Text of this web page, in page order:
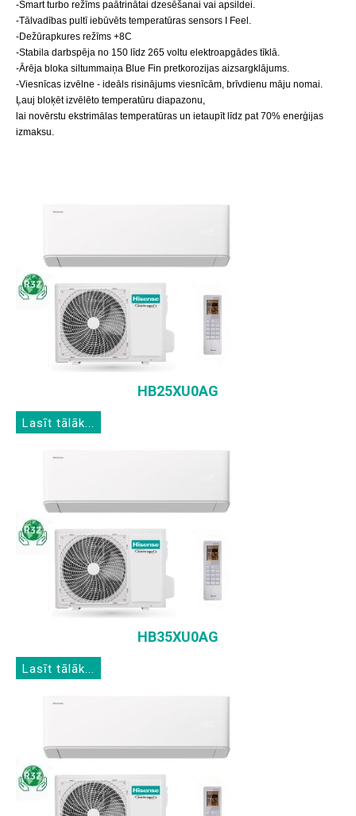
-Smart turbo režīms paātrinātai dzesēšanai vai apsildei.
-Tālvadības pultī iebūvēts temperatūras sensors I Feel.
-Dežūrapkures režīms +8C
-Stabila darbspēja no 150 līdz 265 voltu elektroapgādes tīklā.
-Ārēja bloka siltummaiņa Blue Fin pretkorozijas aizsargklājums.
-Viesnīcas izvēlne - ideāls risinājums viesnīcām, brīvdienu māju nomai.
Ļauj bloķēt izvēlēto temperatūru diapazonu,
lai novērstu ekstrimālas temperatūras un ietaupīt līdz pat 70% enerģijas
izmaksu.
HB25XU0AG
Lasīt tālāk...
HB35XU0AG
Lasīt tālāk...